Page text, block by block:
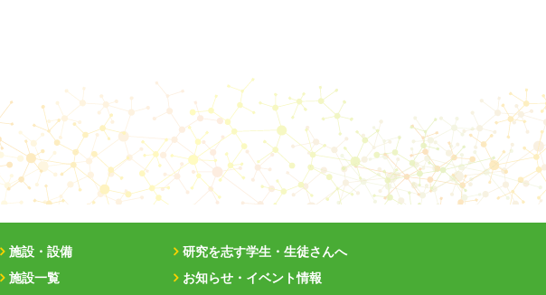
施設・設備
施設一覧
研究を志す学生・生徒さんへ
お知らせ・イベント情報